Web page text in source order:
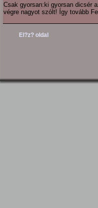
Csak gyorsan:ki gyorsan dicsér
végre nagyot szólt! Így tovább
El?z? oldal